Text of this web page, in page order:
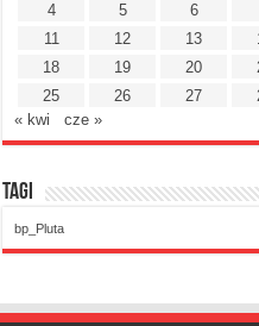
4
5 6
11
12 13
18
19 20
25
26 27
« kwi
cze »
Tagi
bp_Pluta